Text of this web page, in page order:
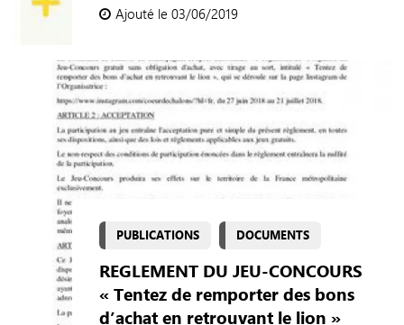
Ajouté le 03/06/2019
PUBLICATIONS DOCUMENTS
REGLEMENT DU JEU-CONCOURS
« Tentez de remporter des bons
d’achat en retrouvant le lion »